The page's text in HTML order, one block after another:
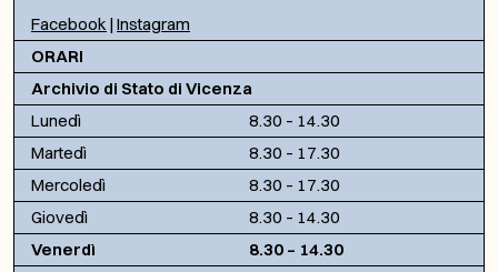
Facebook | Instagram
ORARI
Archivio di Stato di Vicenza
Lunedì
8.30 – 14.30
Martedì
8.30 – 17.30
Mercoledì
8.30 – 17.30
Giovedì
8.30 – 14.30
Venerdì
8.30 – 14.30